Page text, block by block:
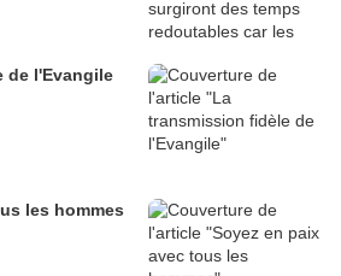
de l'Evangile
les hommes